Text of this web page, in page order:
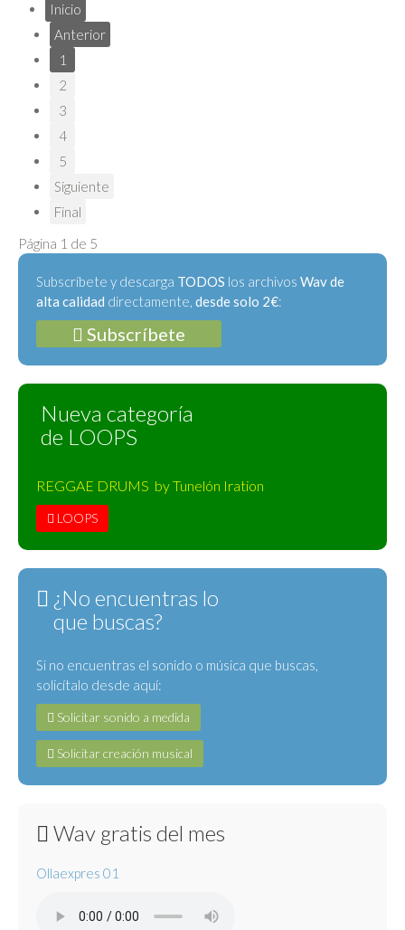
Inicio
Anterior
1
2
3
4
5
Siguiente
Final
Página 1 de 5
Subscríbete y descarga TODOS los archivos Wav de
alta calidad directamente, desde solo 2€:
Subscríbete
Nueva categoría
de LOOPS
REGGAE DRUMS by Tunelón Iration
LOOPS
¿No encuentras lo
que buscas?
Si no encuentras el sonido o música que buscas,
solicítalo desde aquí:
Solicitar sonido a medida
Solicitar creación musical
Wav gratis del mes
Ollaexpres 01